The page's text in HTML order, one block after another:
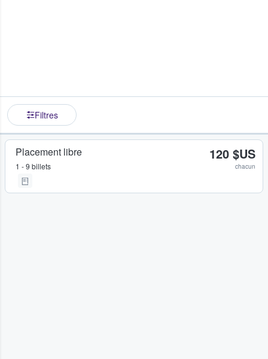
Filtres
Placement libre
1 - 9 billets
120 $US
chacun